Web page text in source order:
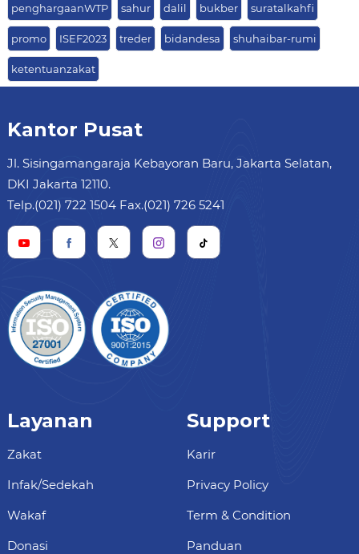
penghargaanWTP sahur dalil bukber suratalkahfi
promo ISEF2023 treder bidandesa shuhaibar-rumi
ketentuanzakat
Kantor Pusat
Jl. Sisingamangaraja Kebayoran Baru, Jakarta Selatan,
DKI Jakarta 12110.
Telp.(021) 722 1504 Fax.(021) 726 5241
Layanan
Zakat
Infak/Sedekah
Wakaf
Donasi
Support
Karir
Privacy Policy
Term & Condition
Panduan